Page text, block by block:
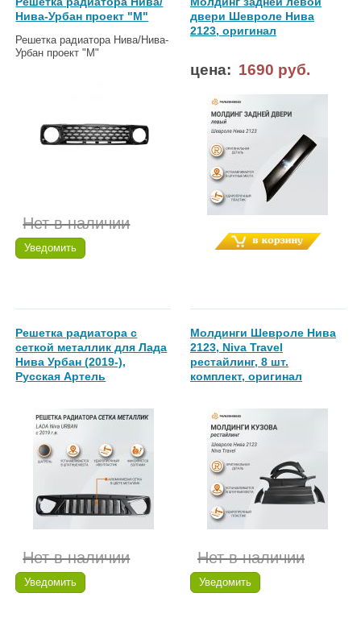
Нива-Урбан проект "М"
Решетка радиатора Нива/Нива-
Урбан проект "М"
Нет в наличии
Уведомить
двери Шевроле Нива
2123, оригинал
цена: 1690 руб.
Решетка радиатора с
сеткой металлик для Лада
Нива Урбан (2019-),
Русская Артель
Нет в наличии
Уведомить
Молдинги Шевроле Нива
2123, Niva Travel
рестайлинг, 8 шт.
комплект, оригинал
Нет в наличии
Уведомить